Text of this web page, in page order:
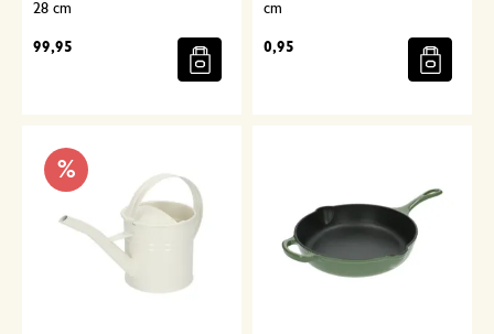
28 cm
99,95
cm
0,95
%